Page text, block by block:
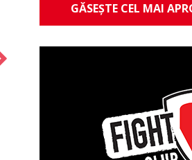
GĂSEȘTE CEL MAI